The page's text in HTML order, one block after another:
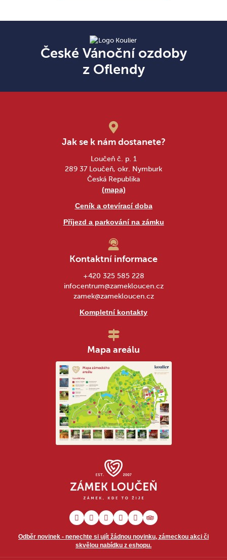
České Vánoční ozdoby
z Oflendy
Jak se k nám dostanete?
Loučeň č. p. 1
289 37 Loučeň, okr. Nymburk
Česká Republika
(mapa)
Ceník a otevírací doba
Příjezd a parkování na zámku
Odběr novinek - nenechte si ujít žádnou novinku, zámeckou akci či
skvělou nabídku z eshopu.
Kontaktní informace
+420 325 585 228
infocentrum@zamekloucen.cz
zamek@zamekloucen.cz
Kompletní kontakty
Mapa areálu